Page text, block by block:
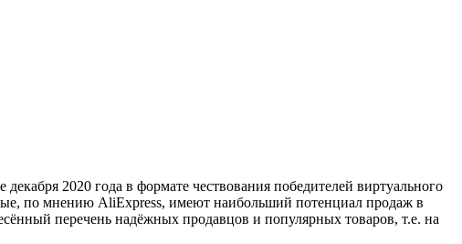
2020 года в формате чествования победителей виртуального
по мнению AliExpress, имеют наибольший потенциал продаж в
перечень надёжных продавцов и популярных товаров, т.е. на